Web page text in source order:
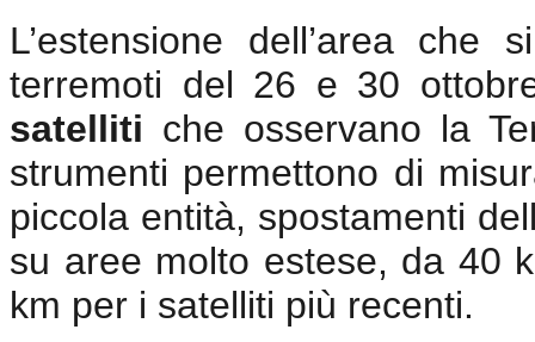
L’estensione dell’area
terremoti del 26 e 30
satelliti che osservano la
strumenti permettono di
piccola entità, spostamenti
su aree molto estese, da 40
km per i satelliti più recenti.